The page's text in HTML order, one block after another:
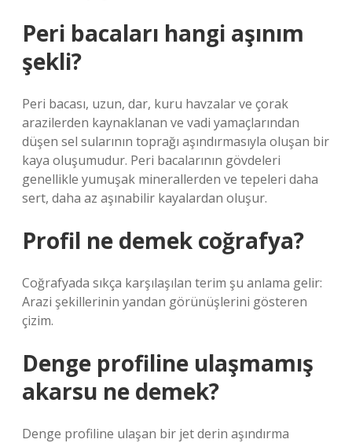
Peri bacaları hangi aşınım
şekli?
Peri bacası, uzun, dar, kuru havzalar ve çorak
arazilerden kaynaklanan ve vadi yamaçlarından
düşen sel sularının toprağı aşındırmasıyla oluşan bir
kaya oluşumudur. Peri bacalarının gövdeleri
genellikle yumuşak minerallerden ve tepeleri daha
sert, daha az aşınabilir kayalardan oluşur.
Profil ne demek coğrafya?
Coğrafyada sıkça karşılaşılan terim şu anlama gelir:
Arazi şekillerinin yandan görünüşlerini gösteren
çizim.
Denge profiline ulaşmamış
akarsu ne demek?
Denge profiline ulaşan bir jet derin aşındırma